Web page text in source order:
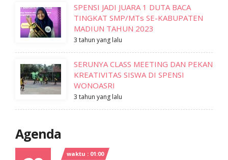
SPENSI JADI JUARA 1 DUTA BACA
TINGKAT SMP/MTs SE-KABUPATEN
MADIUN TAHUN 2023
3 tahun yang lalu
SERUNYA CLASS MEETING DAN PEKAN
KREATIVITAS SISWA DI SPENSI
WONOASRI
3 tahun yang lalu
Agenda
waktu : 01:00